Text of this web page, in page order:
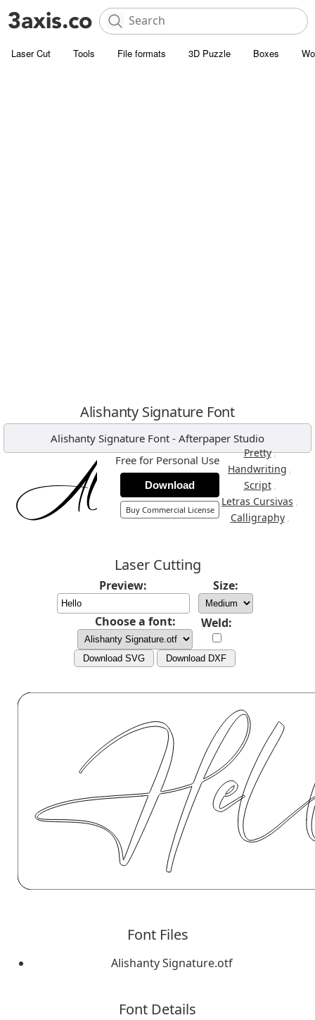
Laser Cut Tools File formats 3D Puzzle Boxes
Alishanty Signature Font
Alishanty Signature Font - Afterpaper Studio
Pretty,
Handwriting ,
Script ,
Letras Cursivas ,
Calligraphy ,
Free for Personal Use
Download
Buy Commercial License
Laser Cutting
Preview: Size:
Choose a font: Weld:
Download SVG Download DXF
Font Files
Alishanty Signature.otf
Font Details